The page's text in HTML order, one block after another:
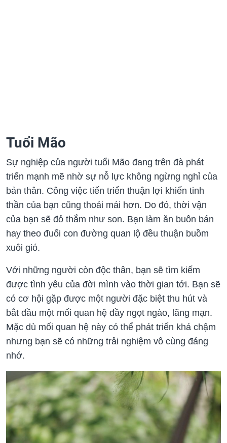
Tuổi Mão
Sự nghiệp của người tuổi Mão đang trên đà phát
triển mạnh mẽ nhờ sự nỗ lực không ngừng nghỉ của
bản thân. Công việc tiến triển thuận lợi khiến tinh
thần của bạn cũng thoải mái hơn. Do đó, thời vận
của bạn sẽ đỏ thắm như son. Bạn làm ăn buôn bán
hay theo đuổi con đường quan lộ đều thuận buồm
xuôi gió.
Với những người còn độc thân, bạn sẽ tìm kiếm
được tình yêu của đời mình vào thời gian tới. Bạn sẽ
có cơ hội gặp được một người đặc biệt thu hút và
bắt đầu một mối quan hệ đầy ngọt ngào, lãng mạn.
Mặc dù mối quan hệ này có thể phát triển khá chậm
nhưng bạn sẽ có những trải nghiệm vô cùng đáng
nhớ.